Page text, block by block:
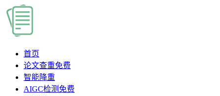
首页
论文查重免费
智能降重
AIGC检测 免费